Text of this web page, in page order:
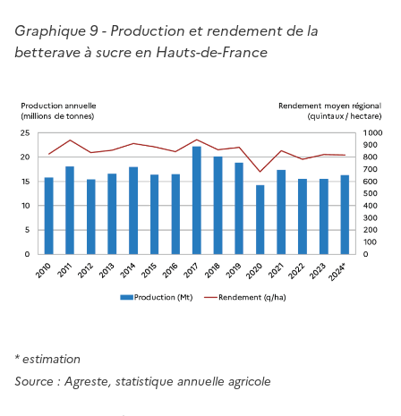
Graphique 9 - Production et rendement de la
betterave à sucre en Hauts-de-France
* estimation
Source : Agreste, statistique annuelle agricole